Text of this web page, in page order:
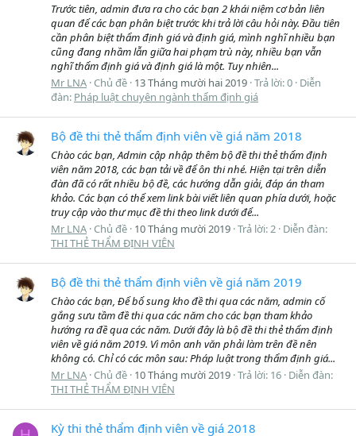
Trước tiên, admin đưa ra cho các bạn 2 khái niệm cơ bản liên
quan để các bạn phân biệt trước khi trả lời câu hỏi này. Đầu tiên
cần phân biệt thẩm định giá và định giá, mình nghĩ nhiều bạn
cũng đang nhầm lẫn giữa hai phạm trù này, nhiều bạn vẫn
nghĩ thẩm định giá và định giá là một. Tuy nhiên...
Mr LNA Chủ đề 13 Tháng mười hai 2019 Trả lời: 0 Diễn
đàn: Pháp luật chuyên ngành thẩm định giá
Bộ đề thi thẻ thẩm định viên về giá năm 2018
Chào các bạn, Admin cập nhập thêm bộ đề thi thẻ thẩm định
viên năm 2018, các bạn tải về để ôn thi nhé. Hiện tại trên diễn
đàn đã có rất nhiều bộ đề, các hướng dẫn giải, đáp án tham
khảo. Các bạn có thể xem link bài viết liên quan phía dưới, hoặc
truy cập vào thư mục đề thi theo link dưới để...
Mr LNA Chủ đề 10 Tháng mười 2019 Trả lời: 2 Diễn đàn:
THI THẺ THẨM ĐỊNH VIÊN
Bộ đề thi thẻ thẩm định viên về giá năm 2019
Chào các bạn, Để bổ sung kho đề thi qua các năm, admin cố
gắng sưu tầm đề thi qua các năm cho các bạn tham khảo
hướng ra đề qua các năm. Dưới đây là bộ đề thi thẻ thẩm định
viên về giá năm 2019. Vì môn anh văn phải làm trên đề nên
không có. Chỉ có các môn sau: Pháp luật trong thẩm định giá...
Mr LNA Chủ đề 10 Tháng mười 2019 Trả lời: 16 Diễn đàn:
THI THẺ THẨM ĐỊNH VIÊN
Kỳ thi thẻ thẩm định viên về giá 2018